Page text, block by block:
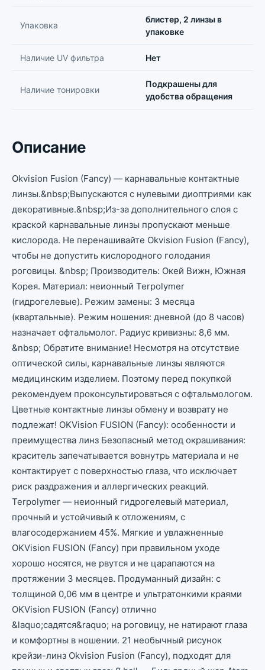
Упаковка
блистер, 2 линзы в
упаковке
Наличие UV фильтра Нет
Наличие тонировки
Подкрашены для
удобства обращения
Описание
Okvision Fusion (Fancy) — карнавальные контактные
линзы.&nbsp;Выпускаются с нулевыми диоптриями как
декоративные.&nbsp;Из-за дополнительного слоя с
краской карнавальные линзы пропускают меньше
кислорода. Не перенашивайте Okvision Fusion (Fancy),
чтобы не допустить кислородного голодания
роговицы. &nbsp; Производитель: Окей Вижн, Южная
Корея. Материал: неионный Terpolymer
(гидрогелевые). Режим замены: 3 месяца
(квартальные). Режим ношения: дневной (до 8 часов)
назначает офтальмолог. Радиус кривизны: 8,6 мм.
&nbsp; Обратите внимание! Несмотря на отсутствие
оптической силы, карнавальные линзы являются
медицинским изделием. Поэтому перед покупкой
рекомендуем проконсультироваться с офтальмологом.
Цветные контактные линзы обмену и возврату не
подлежат! OKVision FUSION (Fancy): особенности и
преимущества линз Безопасный метод окрашивания:
краситель запечатывается вовнутрь материала и не
контактирует с поверхностью глаза, что исключает
риск раздражения и аллергических реакций.
Terpolymer — неионный гидрогелевый материал,
прочный и устойчивый к отложениям, с
влагосодержанием 45%. Мягкие и увлажненные
OKVision FUSION (Fancy) при правильном уходе
хорошо носятся, не рвутся и не царапаются на
протяжении 3 месяцев. Продуманный дизайн: с
толщиной 0,06 мм в центре и ультратонкими краями
OKVision FUSION (Fancy) отлично
&laquo;садятся&raquo; на роговицу, не натирают глаза
и комфортны в ношении. 21 необычный рисунок
крейзи-линз Okvision Fusion (Fancy), подходят для